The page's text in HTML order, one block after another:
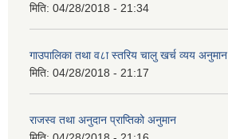
मिति: 04/28/2018 - 21:34
गाउपालिका तथा व८ा स्तरिय चालु खर्च व्यय अनुमान
मिति: 04/28/2018 - 21:17
राजस्व तथा अनुदान प्राप्तिको अनुमान